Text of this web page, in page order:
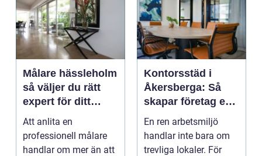
Målare hässleholm
så väljer du rätt
expert för ditt
måleriprojekt
Att anlita en
professionell målare
handlar om mer än att
Kontorsstäd i
Åkersberga: Så
skapar företag en
ren, trygg och
effektiv
arbetsplats
En ren arbetsmiljö
handlar inte bara om
trevliga lokaler. För